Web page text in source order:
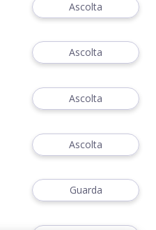
Ascolta
Ascolta
Ascolta
Ascolta
Guarda